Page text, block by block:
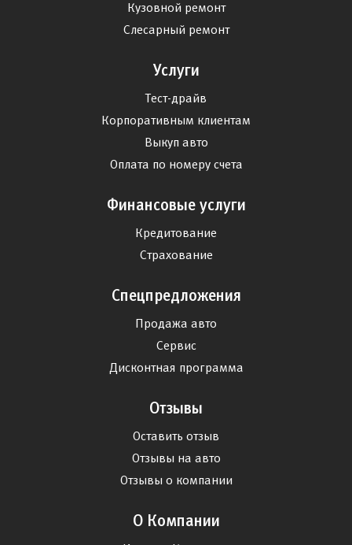
Кузовной ремонт
Слесарный ремонт
Услуги
Тест-драйв
Корпоративным клиентам
Выкуп авто
Оплата по номеру счета
Финансовые услуги
Кредитование
Страхование
Спецпредложения
Продажа авто
Сервис
Дисконтная программа
Отзывы
Оставить отзыв
Отзывы на авто
Отзывы о компании
О Компании